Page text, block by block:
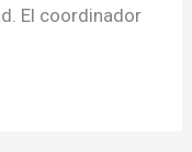
El coordinador